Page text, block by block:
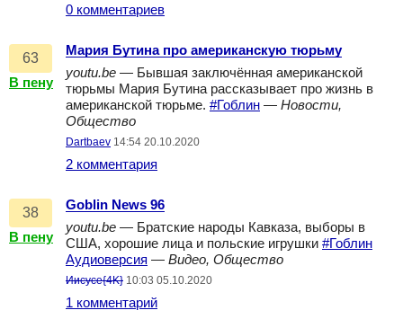
0 комментариев
63
В пену
Мария Бутина про американскую тюрьму
youtu.be — Бывшая заключённая американской
тюрьмы Мария Бутина рассказывает про жизнь в
американской тюрьме. #Гоблин — Новости,
Общество
Dartbaev 14:54 20.10.2020
2 комментария
38
В пену
Goblin News 96
youtu.be — Братские народы Кавказа, выборы в
США, хорошие лица и польские игрушки #Гоблин
Аудиоверсия — Видео, Общество
Иисусе{4K} 10:03 05.10.2020
1 комментарий